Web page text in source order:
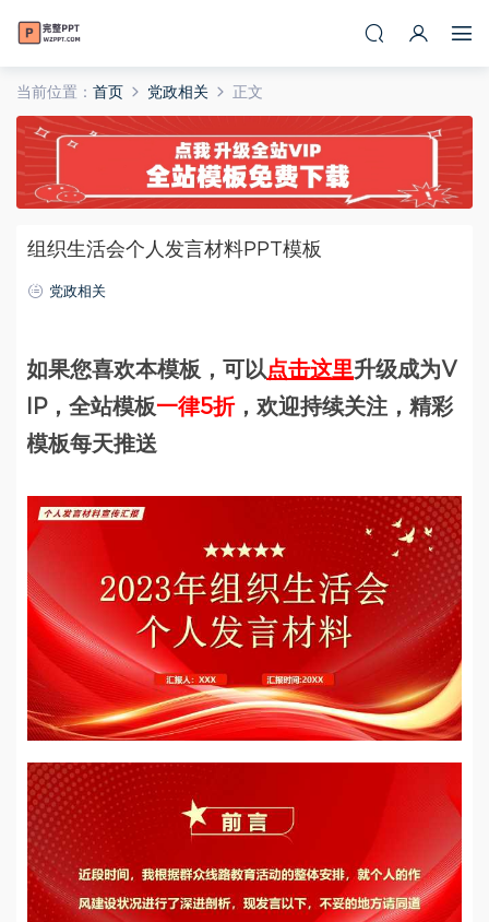
当前位置： 首页 党政相关 正文
组织生活会个人发言材料PPT模板
党政相关
如果您喜欢本模板，可以点击这里升级成为V
IP，全站模板一律5折，欢迎持续关注，精彩
模板每天推送